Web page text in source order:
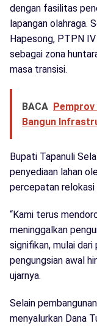
dengan fasilitas
lapangan olahraga.
Hapesong, PTPN
sebagai zona
masa transisi.
BACA
Bangun
Bupati Tapanuli
penyediaan lahan
percepatan relokasi
“Kami terus
meninggalkan
signifikan, mulai
pengungsian awal
ujarnya.
Selain
menyalurkan Dana